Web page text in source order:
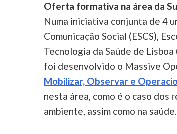
Oferta formativa na área da
Numa iniciativa conjunta de 4
Comunicação Social (ESCS),
Tecnologia da Saúde de
foi desenvolvido o Massive
Mobilizar, Observar e
nesta área, como é o caso dos
ambiente, assim como na saúde.